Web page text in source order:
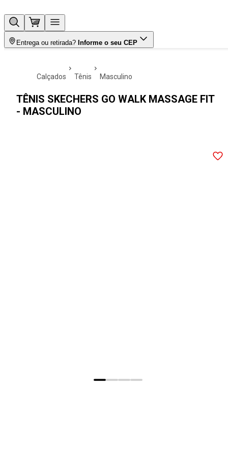
Entrega ou retirada? Informe o seu CEP
calçados tênis masculino
TÊNIS SKECHERS GO WALK MASSAGE FIT
- MASCULINO